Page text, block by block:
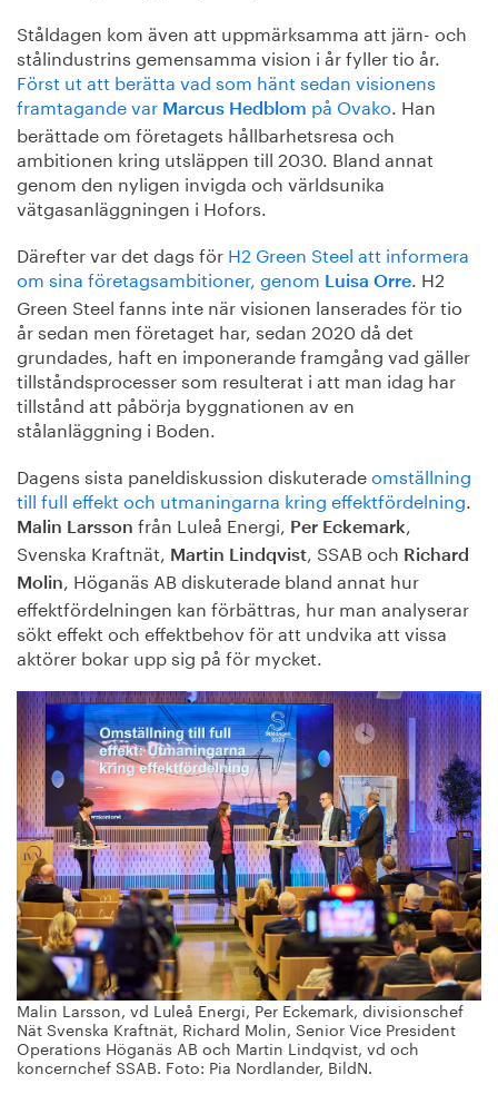
Ståldagen kom även att uppmärksamma att järn- och
stålindustrins gemensamma vision i år fyller tio år.
Först ut att berätta vad som hänt sedan visionens
framtagande var Marcus Hedblom på Ovako . Han
berättade om företagets hållbarhetsresa och
ambitionen kring utsläppen till 2030. Bland annat
genom den nyligen invigda och världsunika
vätgasanläggningen i Hofors.
Därefter var det dags för H2 Green Steel att informera
om sina företagsambitioner, genom Luisa Orre
. H2
Green Steel fanns inte när visionen lanserades för tio
år sedan men företaget har, sedan 2020 då det
grundades, haft en imponerande framgång vad gäller
tillståndsprocesser som resulterat i att man idag har
tillstånd att påbörja byggnationen av en
stålanläggning i Boden.
Dagens sista paneldiskussion diskuteradeomställning
till full effekt och utmaningarna kring effektfördelning
Malin Larsson från Luleå Energi, Per Eckemark
Svenska Kraftnät,
Martin Lindqvist , SSAB och Richard
Molin
, Höganäs AB diskuterade bland annat hur
effektfördelningen kan förbättras, hur man analyserar
sökt effekt och effektbehov för att undvika att vissa
aktörer bokar upp sig på för mycket.
Malin Larsson, vd Luleå Energi, Per Eckemark, divisionschef
Nät Svenska Kraftnät, Richard Molin, Senior Vice President
Operations Höganäs AB och Martin Lindqvist, vd och
koncernchef SSAB. Foto: Pia Nordlander, BildN.